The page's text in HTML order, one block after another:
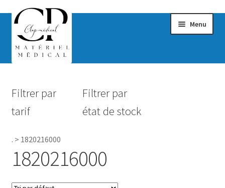
Menu
Hygiène
Filtrer par
tarif
Filtrer par
état de stock
. > 1820216000
1820216000